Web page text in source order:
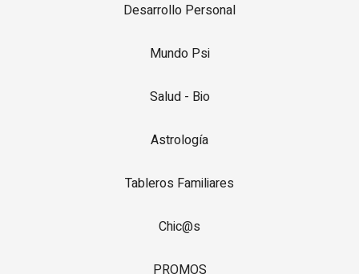
Desarrollo Personal
Mundo Psi
Salud - Bio
Astrología
Tableros Familiares
Chic@s
PROMOS